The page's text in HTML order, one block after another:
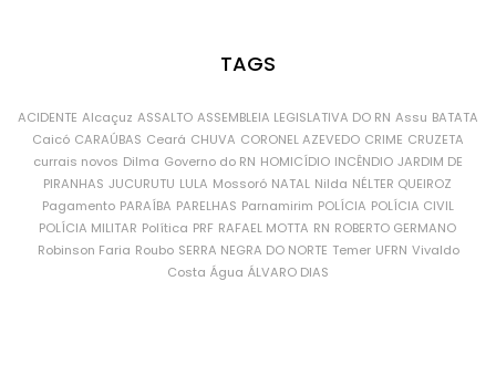
TAGS
ACIDENTE Alcaçuz ASSALTO ASSEMBLEIA LEGISLATIVA DO RN Assu BATATA
Caicó CARAÚBAS Ceará CHUVA CORONEL AZEVEDO CRIME CRUZETA
currais novos Dilma Governo do RN HOMICÍDIO INCÊNDIO JARDIM DE
PIRANHAS JUCURUTU LULA Mossoró NATAL Nilda NÉLTER QUEIROZ
Pagamento PARAÍBA PARELHAS Parnamirim POLÍCIA POLÍCIA CIVIL
POLÍCIA MILITAR Política PRF RAFAEL MOTTA RN ROBERTO GERMANO
Robinson Faria Roubo SERRA NEGRA DO NORTE Temer UFRN Vivaldo
Costa Água ÁLVARO DIAS